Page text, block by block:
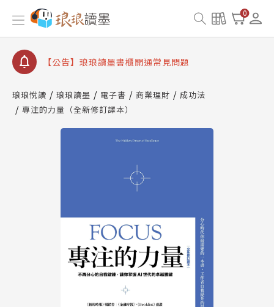
0
【公告】因 Readmoo 讀墨系統維護中，本站同步暫
停部分閱讀服務
【公告】琅琅讀墨數位閱讀資產合併與書櫃開通申請
【公告】琅琅讀墨書櫃開通常見問題
請圖文教學
【公告】琅琅書店服務升級重要說明及資產合併結果
查詢
【公告】因 Readmoo 讀墨系統維護中，本站同步暫
琅琅悅讀 琅琅讀墨 電子書 商業理財
成功法
專注的力量（全新修訂譯本）